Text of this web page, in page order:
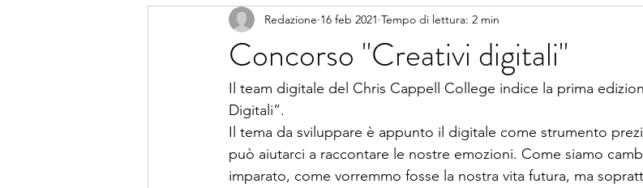
Concorso "Creativi digitali"
Redazione 16 feb 2021 Tempo di lettura: 2 min
Il team digitale del Chris Cappell College indice la prima
Digitali”.
Il tema da sviluppare è appunto il digitale come strumento
può aiutarci a raccontare le nostre emozioni. Come siamo
imparato, come vorremmo fosse la nostra vita futura, ma